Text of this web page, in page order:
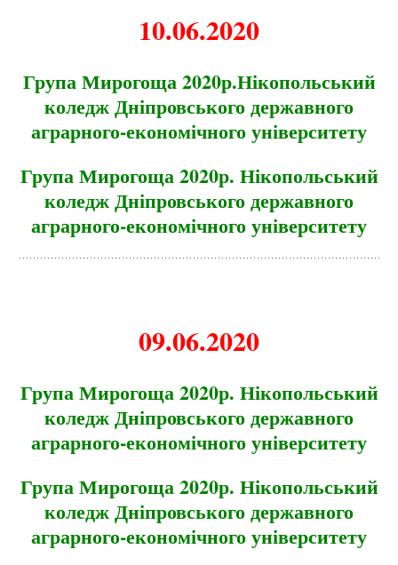
10.06.2020
Група Мирогоща 2020р.Нікопольський
коледж Дніпровського державного
аграрного-економічного університету
Група Мирогоща 2020р. Нікопольський
коледж Дніпровського державного
аграрного-економічного університету
09.06.2020
Група Мирогоща 2020р. Нікопольський
коледж Дніпровського державного
аграрного-економічного університету
Група Мирогоща 2020р. Нікопольський
коледж Дніпровського державного
аграрного-економічного університету